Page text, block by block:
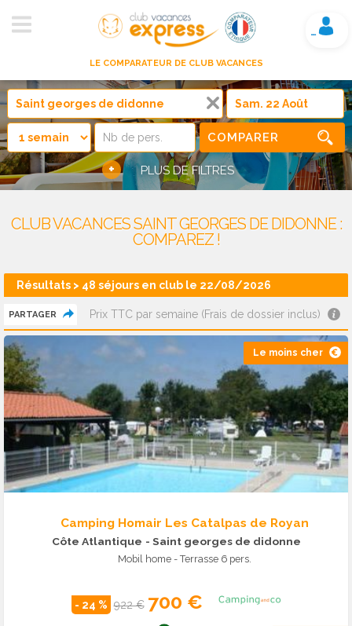
LE COMPARATEUR DE CLUB VACANCES
Mon compte
COMPARER
+ PLUS DE FILTRES
CLUB VACANCES SAINT GEORGES DE DIDONNE :
COMPAREZ !
Résultats > 48 séjours en club le 22/08/2026
PARTAGER Prix TTC par semaine (Frais de dossier inclus)
Le moins cher
Camping Homair Les Catalpas de Royan
Côte Atlantique - Saint georges de didonne
Mobil home - Terrasse 6 pers.
- 24 % 922 € 700 €